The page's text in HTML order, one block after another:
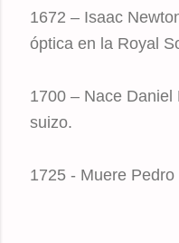
1672 – Isaac
óptica en la Royal
1700 – Nace
suizo.
1725 - Muere Pedro